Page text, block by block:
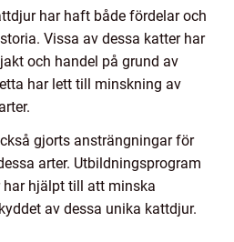
har haft både fördelar och
Vissa av dessa katter har
och handel på grund av
har lett till minskning av
gjorts ansträngningar för
arter. Utbildningsprogram
hjälpt till att minska
av dessa unika kattdjur.